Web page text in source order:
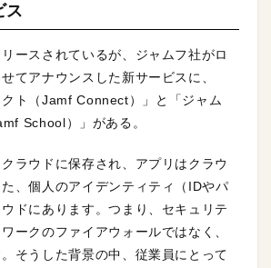
ス
ースされているが、ジャムフ社がロ
てアナウンスした新サービスに、
クト（Jamf Connect）」と「ジャム
School）」がある。
クラウドに保存され、アプリはクラウ
た、個人のアイデンティティ（IDやパ
ドにあります。つまり、セキュリテ
ークのファイアウォールではなく、
そうした背景の中、従業員にとって